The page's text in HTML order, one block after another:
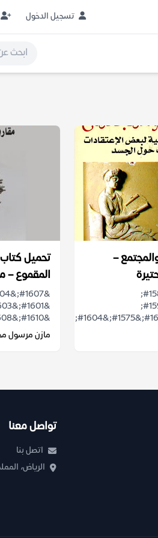
تسجيل الدخول
–
&#1604;&#1602;&#1583;
&#1608;&#1602;&#1593;
تحميل
المقموع –
&#1610;&#1608;&#1605;&#1575;&#1611;...
مازن مرسول
تواصل معنا
اتصل بنا
الرياض،